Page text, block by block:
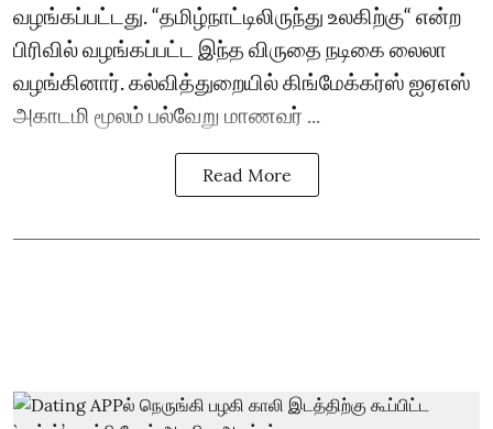
வழங்கப்பட்டது. “தமிழ்நாட்டிலிருந்து உலகிற்கு“ என்ற
பிரிவில் வழங்கப்பட்ட இந்த விருதை நடிகை லைலா
வழங்கினார். கல்வித்துறையில் கிங்மேக்கர்ஸ் ஐஏஎஸ்
அகாடமி மூலம் பல்வேறு மாணவர் ...
Read More